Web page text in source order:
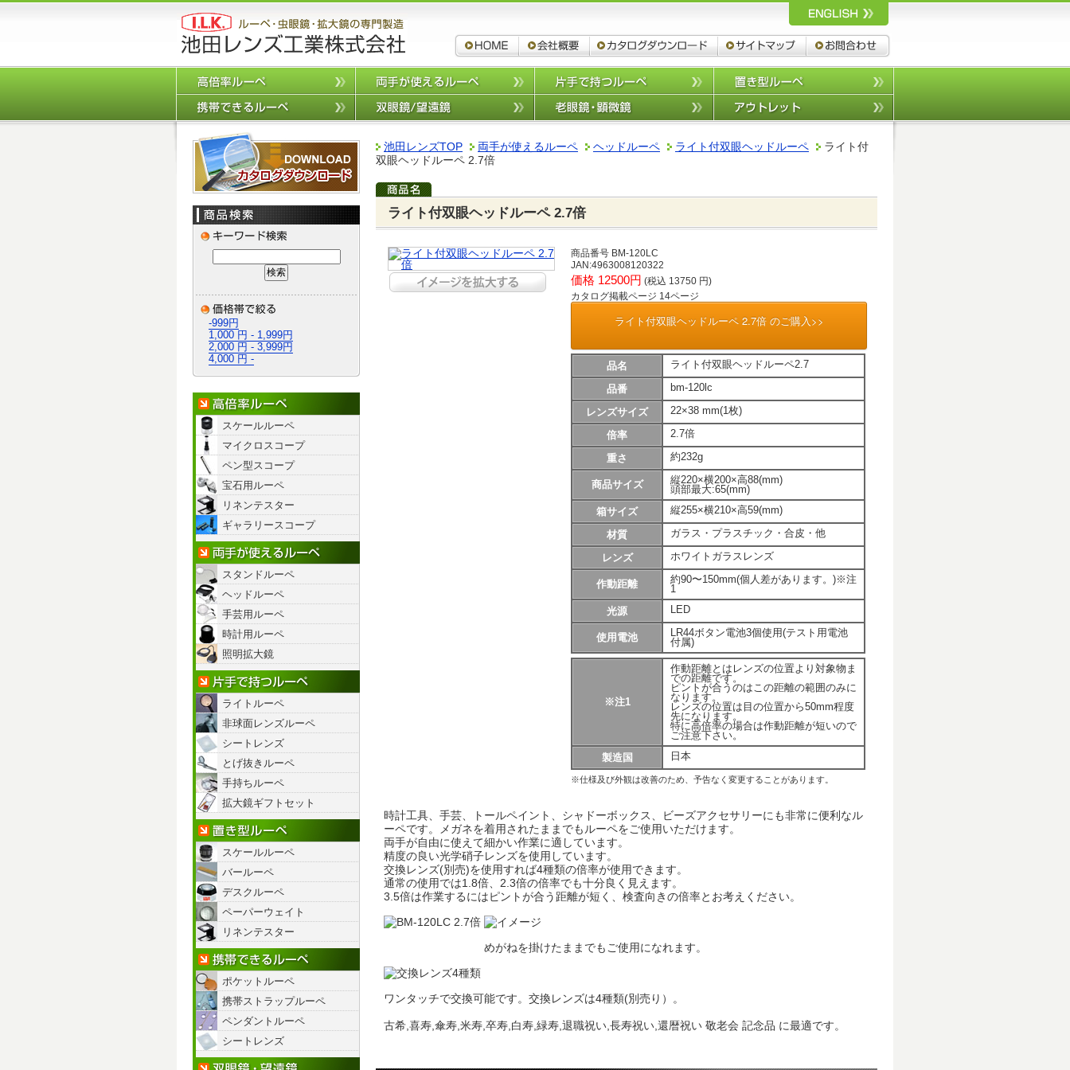
ルーペ,拡大鏡,双眼鏡 池田レンズ工業株式会社
ルーペ,拡大鏡,双眼鏡 池田レンズ工業株式会社
会社概要 カタログダウンロードサイトマップ
携帯できるルーペ 双眼鏡/望遠鏡 老眼鏡/顕微鏡
-999円
1,000 円 - 1,999円
2,000 円 - 3,999円
4,000 円 -
スケールルーペ
マイクロスコープ
ペン型スコープ
宝石用ルーペ
リネンテスター
ギャラリースコープ
スタンドルーペ
ヘッドルーペ
手芸用ルーペ
時計用ルーペ
照明拡大鏡
ライトルーペ
非球面レンズルーペ
シートレンズ
とげ抜きルーペ
手持ちルーペ
拡大鏡ギフトセット
置き型ルーペ
スケールルーペ
バールーペ
デスクルーペ
ペーパーウェイト
リネンテスター
ポケットルーペ
携帯ストラップルーペ
ペンダントルーペ
シートレンズ
双眼鏡/望遠鏡
池田レンズTOP 両手が使えるルーペ ヘッドルーペ ライト付双眼ヘッドルーペ
ライト付
双眼ヘッドルーペ 2.7倍
ライト付双眼ヘッドルーペ 2.7倍
商品番号 BM-120LC
JAN:4963008120322
価格 12500円 (税込 13750 円)
カタログ掲載ページ 14ページ
ライト付双眼ヘッドルーペ 2.7倍 のご購入>>
品名 ライト付双眼ヘッドルーペ2.7
品番 bm-120lc
レンズサイズ 22×38 mm(1枚)
倍率 2.7倍
重さ 約232g
商品サイズ
縦220×横200×高88(mm)
頭部最大:65(mm)
箱サイズ
縦255×横210×高59(mm)
材質 ガラス・プラスチック・合皮・他
レンズ ホワイトガラスレンズ
作動距離
約90〜150mm(個人差があります。)※注
1
光源
LED
使用電池
LR44ボタン電池3個使用(テスト用電池
付属)
※注1
作動距離とはレンズの位置より対象物ま
での距離です。
ピントが合うのはこの距離の範囲のみに
なります。
レンズの位置は目の位置から50mm程度
先になります。
特に高倍率の場合は作動距離が短いので
ご注意下さい。
製造国
日本
※仕様及び外観は改善のため、予告なく変更することがあります。
時計工具、手芸、トールペイント、シャドーボックス、ビーズアクセサリーにも非常に便利なル
ーペです。メガネを着用されたままでもルーペをご使用いただけます。
両手が自由に使えて細かい作業に適しています。
精度の良い光学硝子レンズを使用しています。
交換レンズ(別売)を使用すれば4種類の倍率が使用できます。
通常の使用では1.8倍、2.3倍の倍率でも十分良く見えます。
3.5倍は作業するにはピントが合う距離が短く、検査向きの倍率とお考えください。
めがねを掛けたままでもご使用になれます。
ワンタッチで交換可能です。交換レンズは4種類(別売り）。
古希,喜寿,傘寿,米寿,卒寿,白寿,緑寿,退職祝い,長寿祝い,還暦祝い 敬老会 記念品 に最適です。